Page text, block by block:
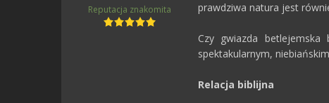
Reputacja znakomita
prawdziwa natura jest
Czy gwiazda betlejemska
spektakularnym,
Relacja biblijna